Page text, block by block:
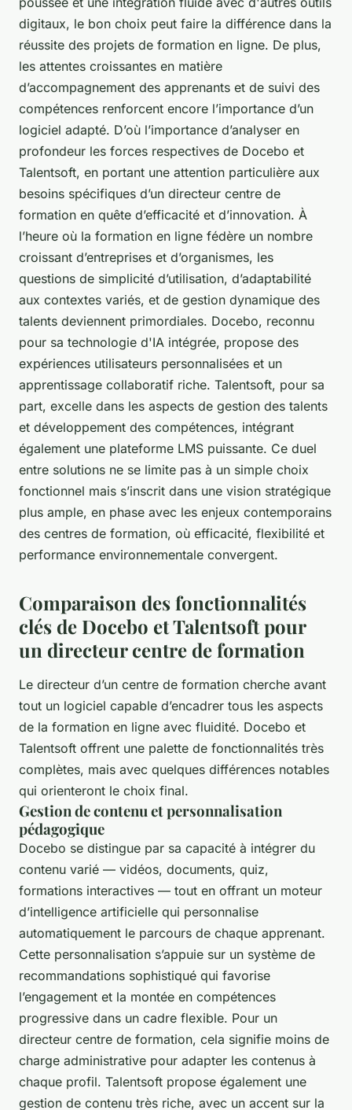
digitaux, le bon choix peut faire la différence dans la
réussite des projets de formation en ligne. De plus,
les attentes croissantes en matière
d’accompagnement des apprenants et de suivi des
compétences renforcent encore l’importance d’un
logiciel adapté. D’où l’importance d’analyser en
profondeur les forces respectives de Docebo et
Talentsoft, en portant une attention particulière aux
besoins spécifiques d’un directeur centre de
formation en quête d’efficacité et d’innovation. À
l’heure où la formation en ligne fédère un nombre
croissant d’entreprises et d’organismes, les
questions de simplicité d’utilisation, d’adaptabilité
aux contextes variés, et de gestion dynamique des
talents deviennent primordiales. Docebo, reconnu
pour sa technologie d'IA intégrée, propose des
expériences utilisateurs personnalisées et un
apprentissage collaboratif riche. Talentsoft, pour sa
part, excelle dans les aspects de gestion des talents
et développement des compétences, intégrant
également une plateforme LMS puissante. Ce duel
entre solutions ne se limite pas à un simple choix
fonctionnel mais s’inscrit dans une vision stratégique
plus ample, en phase avec les enjeux contemporains
des centres de formation, où efficacité, flexibilité et
performance environnementale convergent.
Comparaison des fonctionnalités
clés de Docebo et Talentsoft pour
un directeur centre de formation
Le directeur d’un centre de formation cherche avant
tout un logiciel capable d’encadrer tous les aspects
de la formation en ligne avec fluidité. Docebo et
Talentsoft offrent une palette de fonctionnalités très
complètes, mais avec quelques différences notables
qui orienteront le choix final.
Gestion de contenu et personnalisation
pédagogique
Docebo se distingue par sa capacité à intégrer du
contenu varié — vidéos, documents, quiz,
formations interactives — tout en offrant un moteur
d’intelligence artificielle qui personnalise
automatiquement le parcours de chaque apprenant.
Cette personnalisation s’appuie sur un système de
recommandations sophistiqué qui favorise
l’engagement et la montée en compétences
progressive dans un cadre flexible. Pour un
directeur centre de formation, cela signifie moins de
charge administrative pour adapter les contenus à
chaque profil. Talentsoft propose également une
gestion de contenu très riche, avec un accent sur la